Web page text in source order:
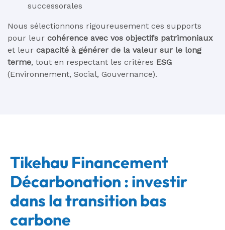
successorales
Nous sélectionnons rigoureusement ces supports
pour leur cohérence avec vos objectifs patrimoniaux
et leur capacité à générer de la valeur sur le long
terme, tout en respectant les critères ESG
(Environnement, Social, Gouvernance).
Tikehau Financement
Décarbonation : investir
dans la transition bas
carbone